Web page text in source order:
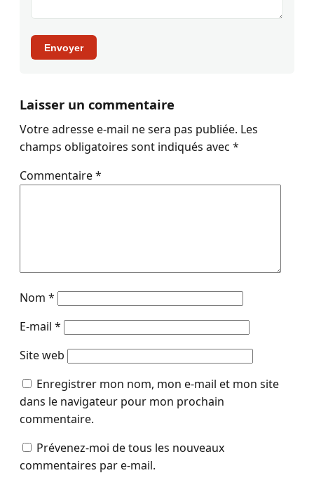
Envoyer
Laisser un commentaire
Votre adresse e-mail ne sera pas publiée. Les
champs obligatoires sont indiqués avec *
Commentaire*
Nom *
E-mail *
Site web
Enregistrer mon nom, mon e-mail et mon site
dans le navigateur pour mon prochain
commentaire.
Prévenez-moi de tous les nouveaux
commentaires par e-mail.